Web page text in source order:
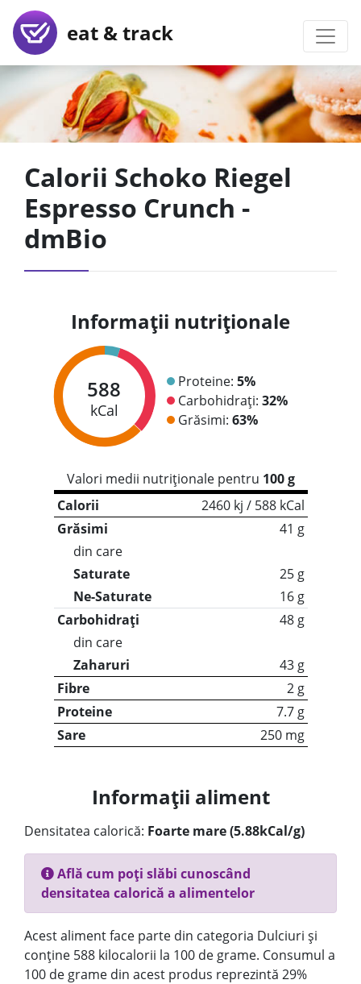
eat & track
Calorii Schoko Riegel
Espresso Crunch -
dmBio
Informații nutriționale
588
kCal
Proteine: 5%
Carbohidrați: 32%
Grăsimi: 63%
Valori medii nutriționale pentru 100 g
Calorii
2460 kj / 588 kCal
Grăsimi
41 g
din care
Saturate
25 g
Ne-Saturate
16 g
Carbohidrați
48 g
din care
Zaharuri
43 g
Fibre
2 g
Proteine
7.7 g
Sare
250 mg
Informații aliment
Densitatea calorică: Foarte mare (5.88kCal/g)
Află cum poți slăbi cunoscând
densitatea calorică a alimentelor
Acest aliment face parte din categoria Dulciuri și
conține 588 kilocalorii la 100 de grame. Consumul a
100 de grame din acest produs reprezintă 29%